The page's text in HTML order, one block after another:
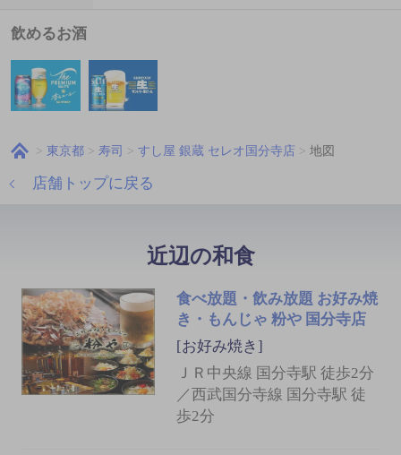
飲めるお酒
東京都 寿司 すし屋 銀蔵 セレオ国分寺店 地図
店舗トップに戻る
近辺の和食
食べ放題・飲み放題 お好み焼
き・もんじゃ 粉や 国分寺店
[お好み焼き]
ＪＲ中央線 国分寺駅 徒歩2分
／西武国分寺線 国分寺駅 徒
歩2分